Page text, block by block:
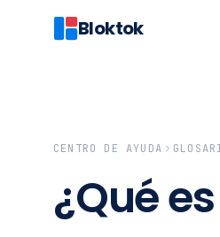
Bloktok
CENTRO DE AYUDA
¿Qué